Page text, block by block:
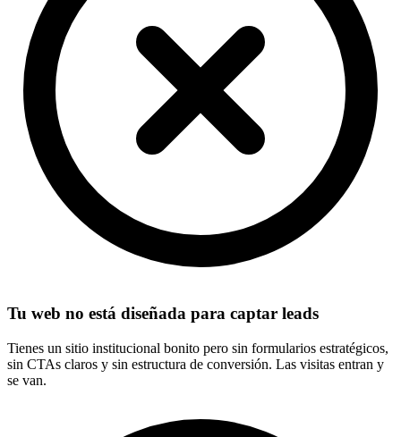
Tu web no está diseñada para captar leads
Tienes un sitio institucional bonito pero sin formularios estratégicos,
sin CTAs claros y sin estructura de conversión. Las visitas entran y
se van.